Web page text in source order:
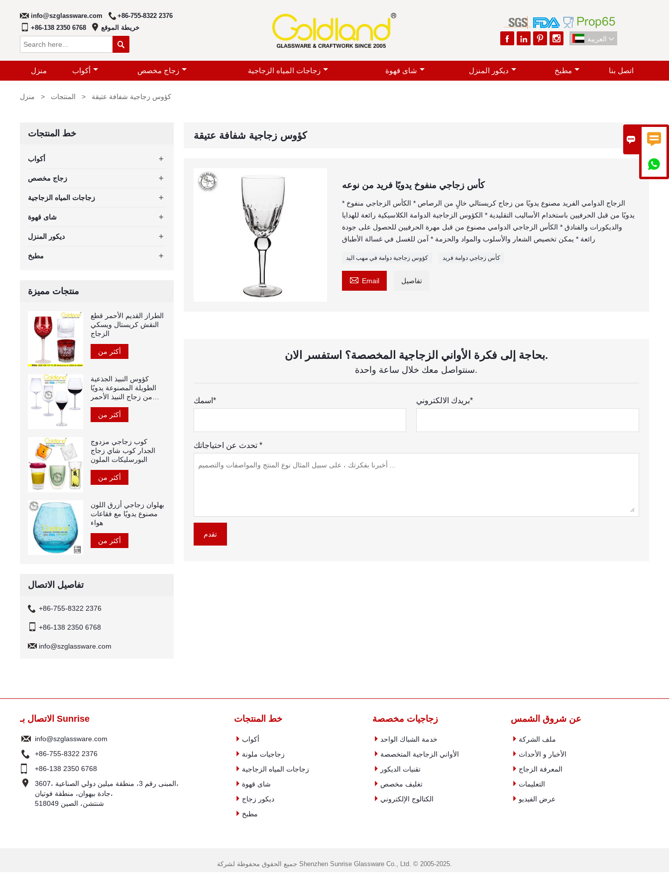
 

info@szglassware.com
+86-755-8322 2376
+86-138 2350 6768
خريطة الموقع
     العربية 
منزل أكواب زجاج مخصص زجاجات المياه الزجاجية شاى قهوة ديكور المنزل مطبخ اتصل بنا
منزل > المنتجات > كؤوس زجاجية شفافة عتيقة
كؤوس زجاجية شفافة عتيقة
كأس زجاجي منفوخ يدويًا فريد من نوعه
* الزجاج الدوامي الفريد مصنوع يدويًا من زجاج كريستالي خالٍ من الرصاص * الكأس الزجاجي منفوخ
يدويًا من قبل الحرفيين باستخدام الأساليب التقليدية * الكؤوس الزجاجية الدوامة الكلاسيكية رائعة للهدايا
والديكورات والفنادق * الكأس الزجاجي الدوامي مصنوع من قبل مهرة الحرفيين للحصول على جودة
رائعة * يمكن تخصيص الشعار والأسلوب والمواد والحزمة * آمن للغسل في غسالة الأطباق
كؤوس زجاجية دوامة في مهب اليد كأس زجاجي دوامة فريد
 Email تفاصيل
بحاجة إلى فكرة الأواني الزجاجية المخصصة؟ استفسر الان.
سنتواصل معك خلال ساعة واحدة.
اسمك* بريدك الالكتروني*
تحدث عن احتياجاتك *
تقدم
خط المنتجات
+ أكواب
+ زجاج مخصص
+ زجاجات المياه الزجاجية
+ شاى قهوة
+ ديكور المنزل
+ مطبخ
منتجات مميزة
الطراز القديم الأحمر قطع
النقش كريستال ويسكي
الزجاج
أكثر من
كؤوس النبيذ الجذعية
الطويلة المصنوعة يدويًا
من زجاج النبيذ الأحمر
الكريستالي
أكثر من
كوب زجاجي مزدوج
الجدار كوب شاي زجاج
البورسليكات الملون
أكثر من
بهلوان زجاجي أزرق اللون
مصنوع يدويًا مع فقاعات
هواء
أكثر من
تفاصيل الاتصال
+86-755-8322 2376
+86-138 2350 6768
info@szglassware.com
الاتصال بـ Sunrise
info@szglassware.com
+86-755-8322 2376
+86-138 2350 6768
3607، المبنى رقم 3، منطقة ميلين دولي الصناعية،
جادة بيهوان، منطقة فوتيان،
518049 شنتشن، الصين
خط المنتجات
 أكواب
 زجاجيات ملونة
 زجاجات المياه الزجاجية
 شاى قهوة
 ديكور زجاج
 مطبخ
زجاجيات مخصصة
 خدمة الشباك الواحد
 الأواني الزجاجية المتخصصة
 تقنيات الديكور
 تغليف مخصص
 الكتالوج الإلكتروني
عن شروق الشمس
 ملف الشركة
 الأخبار و الأحداث
 المعرفة الزجاج
 التعليمات
 عرض الفيديو
جميع الحقوق محفوظة لشركة Shenzhen Sunrise Glassware Co., Ltd. © 2005-2025.